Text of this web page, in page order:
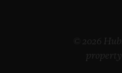
© 2026